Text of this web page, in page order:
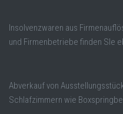
Insolvenzwaren aus
und Firmenbetriebe finden SIe
Abverkauf von
Schlafzimmern wie